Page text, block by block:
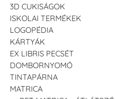
3D CUKISÁGOK
ISKOLAI TERMÉKEK
LOGOPÉDIA
KÁRTYÁK
EX LIBRIS PECSÉT
DOMBORNYOMÓ
TINTAPÁRNA
MATRICA